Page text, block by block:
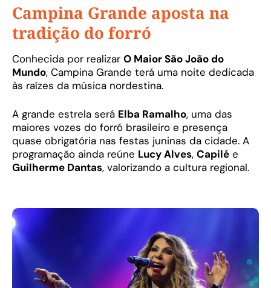
Campina Grande aposta na
tradição do forró
Conhecida por realizar O Maior São João do
Mundo, Campina Grande terá uma noite dedicada
às raízes da música nordestina.
A grande estrela será Elba Ramalho, uma das
maiores vozes do forró brasileiro e presença
quase obrigatória nas festas juninas da cidade. A
programação ainda reúne Lucy Alves, Capilé e
Guilherme Dantas, valorizando a cultura regional.